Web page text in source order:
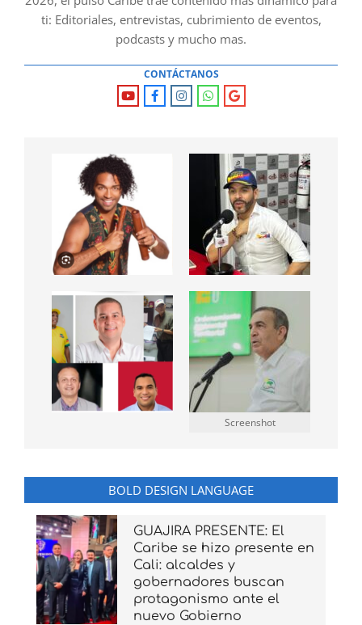
ti: Editoriales, entrevistas, cubrimiento de eventos,
podcasts y mucho mas.
CONTÁCTANOS
Screenshot
BOLD DESIGN LANGUAGE
GUAJIRA PRESENTE: El
Caribe se hizo presente en
Cali: alcaldes y
gobernadores buscan
protagonismo ante el
nuevo Gobierno